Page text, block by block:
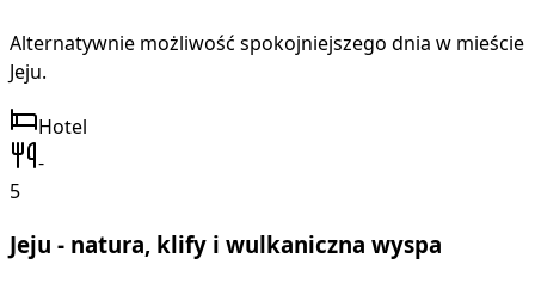
Alternatywnie możliwość spokojniejszego dnia w mieście
Jeju.
Hotel
-
5
Jeju - natura, klify i wulkaniczna wyspa